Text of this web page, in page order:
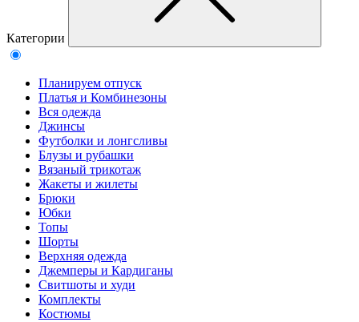
Категории
Планируем отпуск
Платья и Комбинезоны
Вся одежда
Джинсы
Футболки и лонгсливы
Блузы и рубашки
Вязаный трикотаж
Жакеты и жилеты
Брюки
Юбки
Топы
Шорты
Верхняя одежда
Джемперы и Кардиганы
Свитшоты и худи
Комплекты
Костюмы